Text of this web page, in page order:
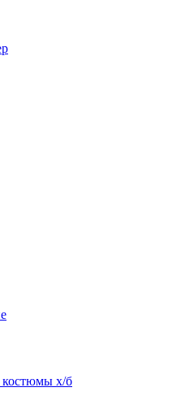
костюмы х/б